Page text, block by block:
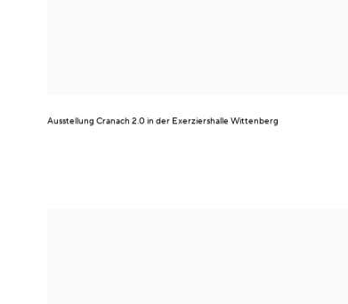
Ausstellung Cranach 2.0in der Exerziershalle Wittenberg